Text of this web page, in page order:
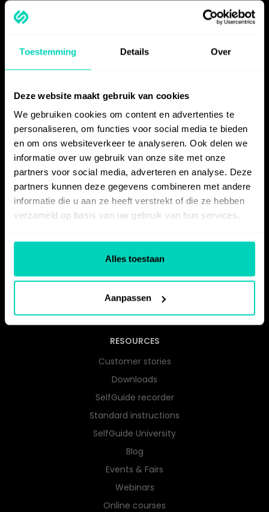
Toestemming Details Over
Deze website maakt gebruik van cookies
We gebruiken cookies om content en advertenties te
personaliseren, om functies voor social media te bieden
en om ons websiteverkeer te analyseren. Ook delen we
informatie over uw gebruik van onze site met onze
partners voor social media, adverteren en analyse. Deze
partners kunnen deze gegevens combineren met andere
informatie die u aan ze heeft verstrekt of die ze hebben
verzameld op basis van uw gebruik van hun services.
Alles toestaan
Aanpassen
Instructions
Embed
Quality & Updating
Integrations
Use cases
Pricing
Government
Education
Industry
Zakelijke dienstverlening
RESOURCES
Customer stories
Downloads
SelfGuide recorder
Standard instructions
SelfGuide University
Blog
Events & Fairs
Webinars
Online courses